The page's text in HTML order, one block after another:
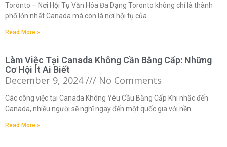
Toronto – Nơi Hội Tụ Văn Hóa Đa Dạng Toronto không chỉ là thành
phố lớn nhất Canada mà còn là nơi hội tụ của
Read More »
Làm Việc Tại Canada Không Cần Bằng Cấp: Những
Cơ Hội Ít Ai Biết
December 9, 2024 No Comments
Các công việc tại Canada Không Yêu Cầu Bằng Cấp Khi nhắc đến
Canada, nhiều người sẽ nghĩ ngay đến một quốc gia với nền
Read More »